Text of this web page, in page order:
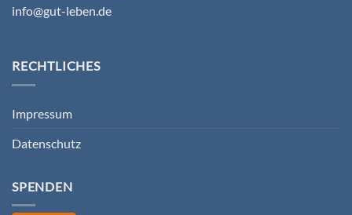
info@gut-leben.de
RECHTLICHES
Impressum
Datenschutz
SPENDEN